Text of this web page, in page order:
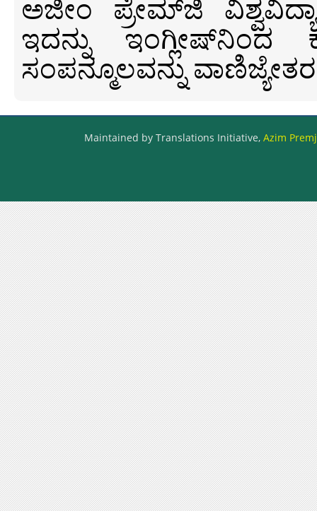
ಅಜೀಂ ಪ್ರೇಮ್‍ಜಿ
ಇದನ್ನು ಇಂಗ್ಲೀಷ್‍ನಿಂದ
ಸಂಪನ್ಮೂಲವನ್ನು
Maintained by Translations Initiative, Azim